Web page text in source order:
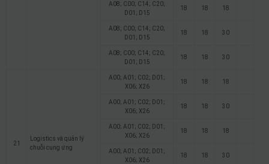
A08; C00; C14; C20;
D01; D15
18 18 18
A08; C00; C14; C20;
D01; D15
18 18 30
A08; C00; C14; C20;
D01; D15
18 18 30
21
Logistics và quản lý
chuỗi cung ứng
A00; A01; C02; D01;
X06; X26
18 18 18
A00; A01; C02; D01;
X06; X26
18 18 30
A00; A01; C02; D01;
X06; X26
18 18 18
A00; A01; C02; D01;
X06; X26
18 18 30